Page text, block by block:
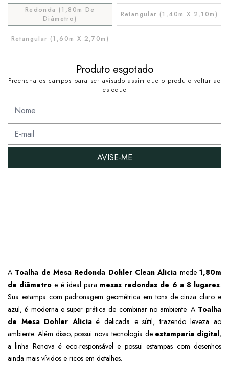
Redonda (1,80m De
Diâmetro)
Retangular (1,40m X 2,10m)
Retangular (1,60m X 2,70m)
Produto esgotado
Preencha os campos para ser avisado assim que o produto voltar ao
estoque
AVISE-ME
A Toalha de Mesa Redonda Dohler Clean Alicia mede1,80m
de diâmetro e é ideal para mesas redondas de 6 a 8 lugares.
Sua estampa com padronagem geométrica em tons de cinza claro e
azul, é moderna e super prática de combinar no ambiente. A Toalha
de Mesa Dohler Aliciaé delicada e sútil, trazendo leveza ao
ambiente. Além disso, possui nova tecnologia de estamparia digital,
a linha Renova é eco-responsável e possui estampas com desenhos
ainda mais vívidos e ricos em detalhes.